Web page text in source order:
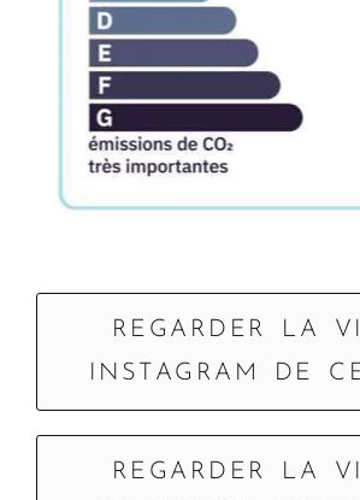
REGARDER LA
INSTAGRAM DE
REGARDER LA